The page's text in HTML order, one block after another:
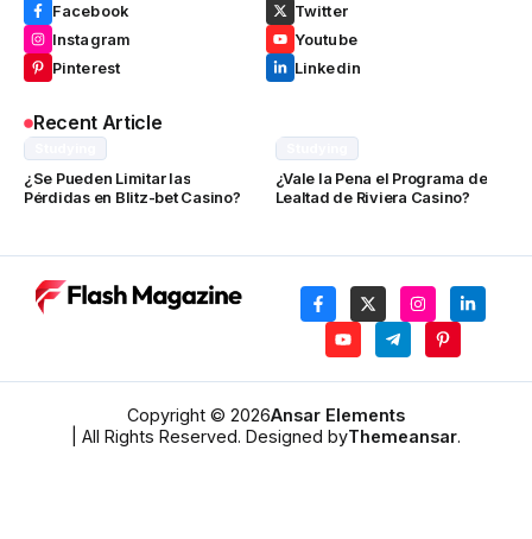
Facebook
Twitter
Instagram
Youtube
Pinterest
Linkedin
Recent Article
¿Se Pueden Limitar las
Pérdidas en Blitz-bet Casino?
¿Vale la Pena el Programa de
Lealtad de Riviera Casino?
Copyright © 2026Ansar Elements
| All Rights Reserved. Designed byThemeansar.